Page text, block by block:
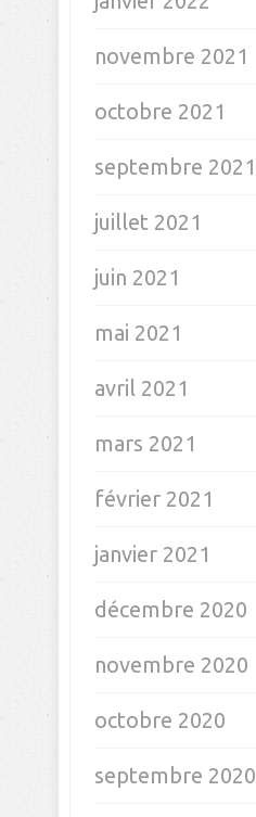
novembre 2021
octobre 2021
septembre 2021
juillet 2021
juin 2021
mai 2021
avril 2021
mars 2021
février 2021
janvier 2021
décembre 2020
novembre 2020
octobre 2020
septembre 2020